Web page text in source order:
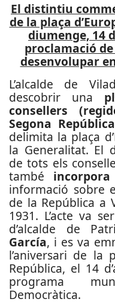
El distintiu
de la plaça
diumenge, 14
proclamació
desenvolupar
L’alcalde de
descobrir una
consellers
Segona
delimita la plaça
la Generalitat. El
de tots els
també
informació sobre
de la República a
1931. L’acte va
d’alcalde de
García, i es va
l’aniversari de la
República, el 14
programa
Democràtica.